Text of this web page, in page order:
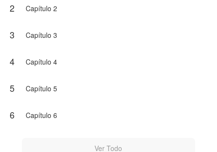
2 Capítulo 2
3 Capítulo 3
4 Capítulo 4
5 Capítulo 5
6 Capítulo 6
Ver Todo